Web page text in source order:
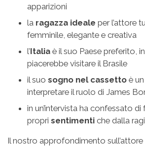
apparizioni
la ragazza ideale per l’attore
femminile, elegante e creativa
l’Italia è il suo Paese preferito,
piacerebbe visitare il Brasile
il suo sogno nel cassetto è
interpretare il ruolo di James
in un’intervista ha confessato di
propri sentimenti che dalla
Il nostro approfondimento sull’attore